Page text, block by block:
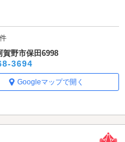
賀野市保田6998
3694
Googleマップで開く